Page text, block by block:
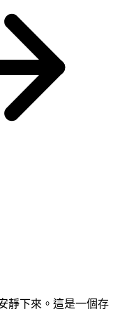
靜下來。這是一個存